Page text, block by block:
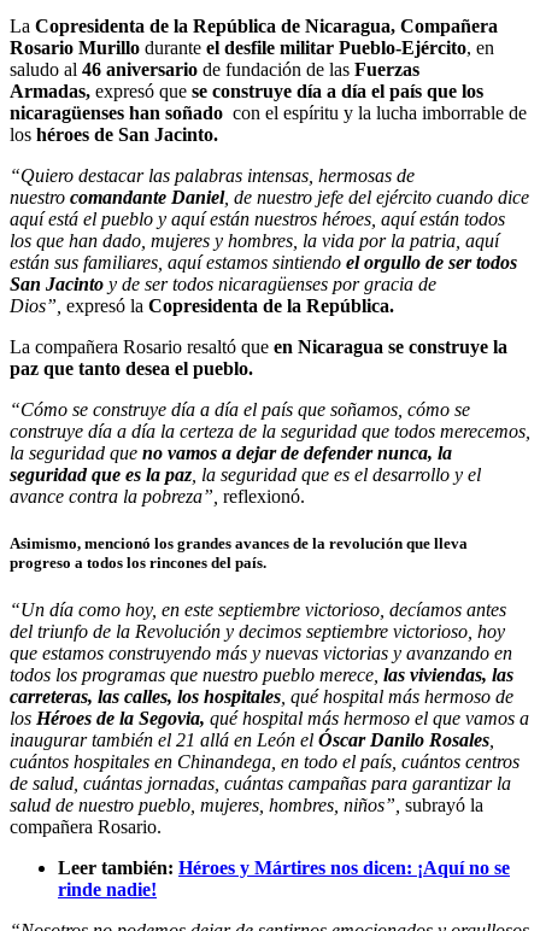
La Copresidenta de la República de Nicaragua, Compañera
Rosario Murillo durante el desfile militar Pueblo-Ejército, en
saludo al 46 aniversario de fundación de las Fuerzas
Armadas, expresó que se construye día a día el país que los
nicaragüenses han soñado con el espíritu y la lucha imborrable de
los héroes de San Jacinto.
“Quiero destacar las palabras intensas, hermosas de
nuestro comandante Daniel, de nuestro jefe del ejército cuando dice
aquí está el pueblo y aquí están nuestros héroes, aquí están todos
los que han dado, mujeres y hombres, la vida por la patria, aquí
están sus familiares, aquí estamos sintiendo el orgullo de ser todos
San Jacinto y de ser todos nicaragüenses por gracia de
Dios”, expresó la Copresidenta de la República.
La compañera Rosario resaltó que en Nicaragua se construye la
paz que tanto desea el pueblo.
“Cómo se construye día a día el país que soñamos, cómo se
construye día a día la certeza de la seguridad que todos merecemos,
la seguridad que no vamos a dejar de defender nunca, la
seguridad que es la paz , la seguridad que es el desarrollo y el
avance contra la pobreza”, reflexionó.
Asimismo, mencionó los grandes avances de la revolución que lleva
progreso a todos los rincones del país.
“Un día como hoy, en este septiembre victorioso, decíamos antes
del triunfo de la Revolución y decimos septiembre victorioso, hoy
que estamos construyendo más y nuevas victorias y avanzando en
todos los programas que nuestro pueblo merece, las viviendas, las
carreteras, las calles, los hospitales , qué hospital más hermoso de
los Héroes de la Segovia, qué hospital más hermoso el que vamos a
inaugurar también el 21 allá en León el Óscar Danilo Rosales
cuántos hospitales en Chinandega, en todo el país, cuántos centros
de salud, cuántas jornadas, cuántas campañas para garantizar la
salud de nuestro pueblo, mujeres, hombres, niños”, subrayó la
compañera Rosario.
Leer también: Héroes y Mártires nos dicen: ¡Aquí no se
rinde nadie!